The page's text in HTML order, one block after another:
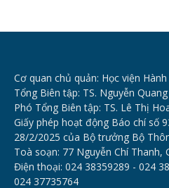
Cơ quan chủ quản: Học viện
Tổng Biên tập: TS. Nguyễn Quang
Phó Tổng Biên tập: TS. Lê Thị
Giấy phép hoạt động Báo chí số
28/2/2025 của Bộ trưởng Bộ
Toà soạn: 77 Nguyễn Chí Thanh,
Điện thoại: 024 38359289 - 024
024 37735764